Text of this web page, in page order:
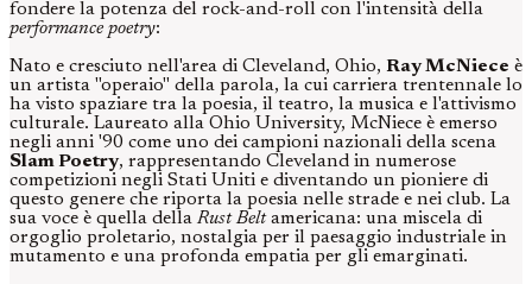
fondere la potenza del rock-and-roll con l'intensità della
performance poetry:
Nato e cresciuto nell'area di Cleveland, Ohio, Ray McNiece è
un artista "operaio" della parola, la cui carriera trentennale lo
ha visto spaziare tra la poesia, il teatro, la musica e l'attivismo
culturale. Laureato alla Ohio University, McNiece è emerso
negli anni '90 come uno dei campioni nazionali della scena
Slam Poetry, rappresentando Cleveland in numerose
competizioni negli Stati Uniti e diventando un pioniere di
questo genere che riporta la poesia nelle strade e nei club. La
sua voce è quella della Rust Beltamericana: una miscela di
orgoglio proletario, nostalgia per il paesaggio industriale in
mutamento e una profonda empatia per gli emarginati.